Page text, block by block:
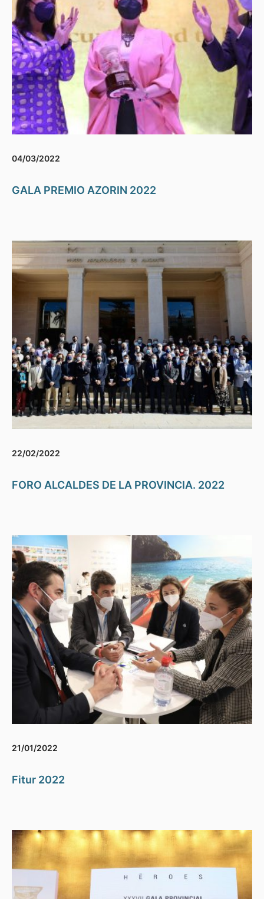
04/03/2022
GALA PREMIO AZORIN 2022
22/02/2022
FORO ALCALDES DE LA PROVINCIA. 2022
21/01/2022
Fitur 2022